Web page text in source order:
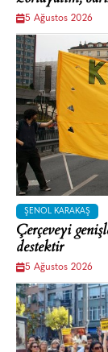
5 Ağustos 2026
ŞENOL KARAKAŞ
Çerçeveyi
destektir
5 Ağustos 2026